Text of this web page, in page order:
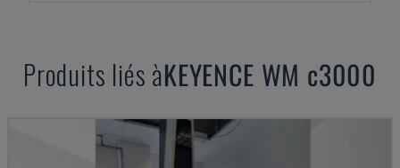
Produits liés àKEYENCE WM c3000